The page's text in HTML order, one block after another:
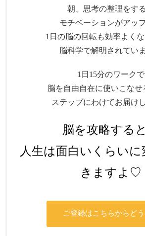
朝、思考の整理をす
モチベーションがアップ
1日の脳の回転も効率よく
脳科学で解明されていま
1日15分のワークで
脳を自由自在に使いこなせ
ステップにわけてお届け
脳を攻略すると
人生は面白いくらい
きますよ♡
ご登録はこちらからどう